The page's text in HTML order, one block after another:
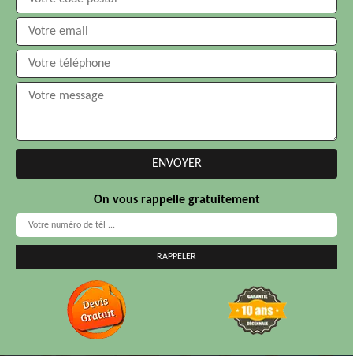
On vous rappelle gratuitement